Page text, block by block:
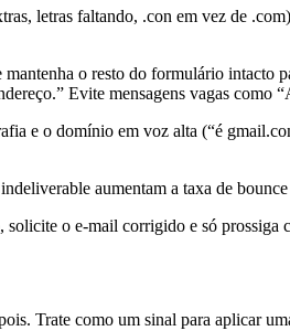
letras faltando, .con em vez de
o resto do formulário intacto
Evite mensagens vagas como
e o domínio em voz alta (“é
aumentam a taxa de
o e-mail corrigido e só prossiga
Trate como um sinal para aplicar